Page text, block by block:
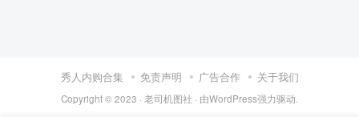
秀人内购合集 免责声明 广告合作 关于我们
Copyright © 2023 · 老司机图社 · 由WordPress强力驱动.